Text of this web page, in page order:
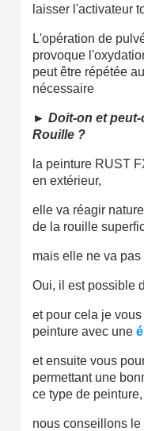
laisser l'activateur
L'opération de
provoque
peut être répétée
nécessaire
► Doit-on et peut-
Rouille ?
la peinture RUST
en extérieur,
elle va réagir
de la rouille
mais elle ne va
Oui, il est possible
et pour cela je
peinture avec une
et ensuite vous
permettant une
ce type de peinture,
nous conseillons le